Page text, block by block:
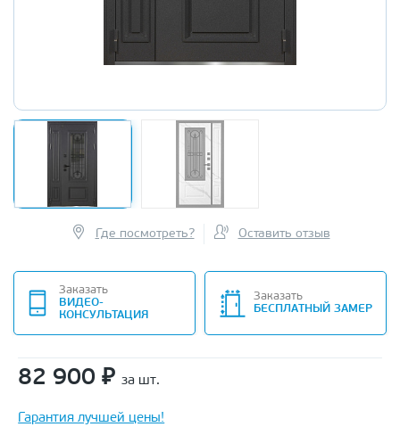
Где посмотреть? Оставить отзыв
Заказать
ВИДЕО-
КОНСУЛЬТАЦИЯ
Заказать
БЕСПЛАТНЫЙ ЗАМЕР
82 900 ₽ за шт.
Гарантия лучшей цены!